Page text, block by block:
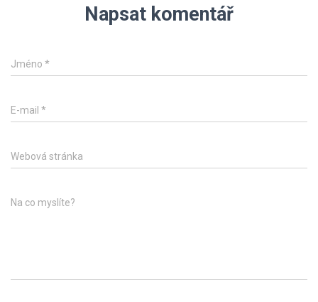
Napsat komentář
Jméno *
E-mail *
Webová stránka
Na co myslíte?